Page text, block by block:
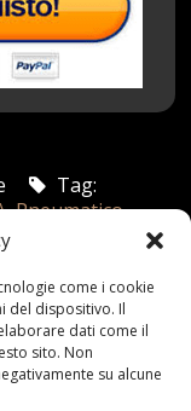
come i cookie
del dispositivo. Il
dati come il
sito. Non
su alcune
Tag:
,Pneumatico,
lunotto: le cose